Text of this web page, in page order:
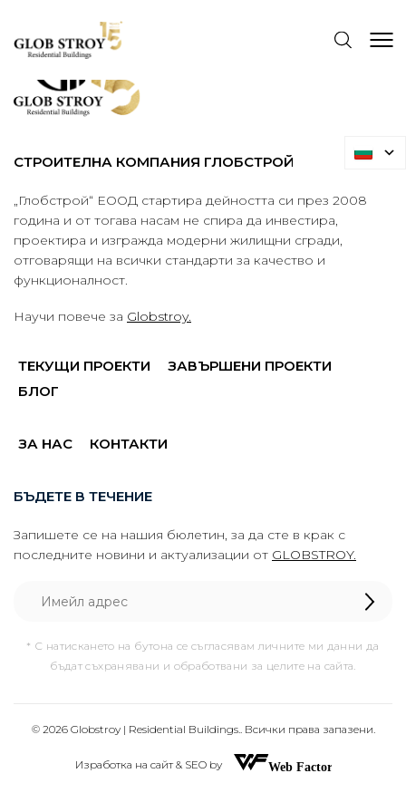
СТРОИТЕЛНА КОМПАНИЯ ГЛОБСТРОЙ
„Глобстрой“ ЕООД стартира дейността си през 2008
година и от тогава насам не спира да инвестира,
проектира и изгражда модерни жилищни сгради,
отговарящи на всички стандарти за качество и
функционалност.
Научи повече за Globstroy.
ТЕКУЩИ ПРОЕКТИ
ЗАВЪРШЕНИ ПРОЕКТИ
БЛОГ
ЗА НАС КОНТАКТИ
БЪДЕТЕ В ТЕЧЕНИЕ
Запишете се на нашия бюлетин, за да сте в крак с
последните новини и актуализации от GLOBSTROY.
* С натискането на бутона се съгласявам личните ми данни да
бъдат съхранявани и обработвани за целите на сайта.
© 2026 Globstroy | Residential Buildings.. Всички права запазени.
Изработка на сайт & SEO by